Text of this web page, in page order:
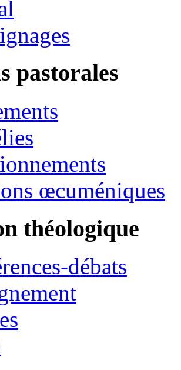
pastorales
œcuméniques
théologique
débats